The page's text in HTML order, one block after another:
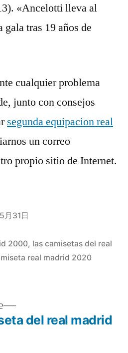
«Ancelotti lleva al
gala tras 19 años de
cualquier problema
junto con consejos
segunda equipacion real
un correo
propio sitio de Internet.
月31日
2000, las camisetas del real
real madrid 2020
Entrada
siguiente:
del real madrid